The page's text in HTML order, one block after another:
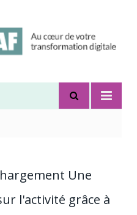
Une
l'activité grâce à